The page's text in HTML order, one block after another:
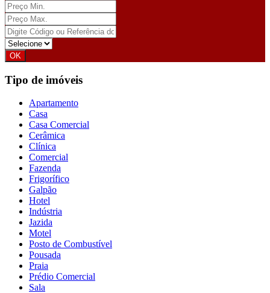
Tipo de imóveis
Apartamento
Casa
Casa Comercial
Cerâmica
Clínica
Comercial
Fazenda
Frigorífico
Galpão
Hotel
Indústria
Jazida
Motel
Posto de Combustível
Pousada
Praia
Prédio Comercial
Sala